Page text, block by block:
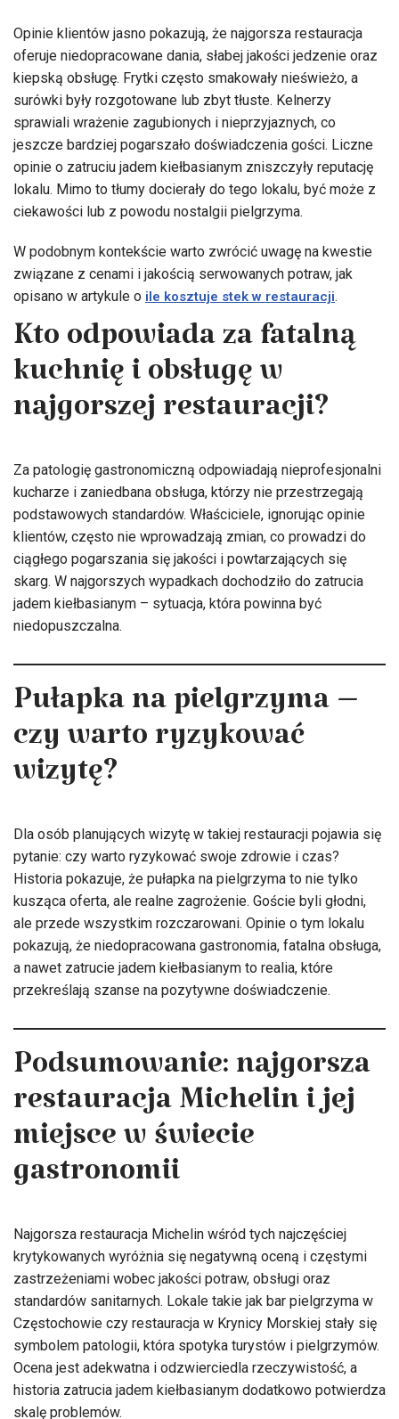
Opinie klientów jasno pokazują, że najgorsza restauracja
oferuje niedopracowane dania, słabej jakości jedzenie oraz
kiepską obsługę. Frytki często smakowały nieświeżo, a
surówki były rozgotowane lub zbyt tłuste. Kelnerzy
sprawiali wrażenie zagubionych i nieprzyjaznych, co
jeszcze bardziej pogarszało doświadczenia gości. Liczne
opinie o zatruciu jadem kiełbasianym zniszczyły reputację
lokalu. Mimo to tłumy docierały do tego lokalu, być może z
ciekawości lub z powodu nostalgii pielgrzyma.
W podobnym kontekście warto zwrócić uwagę na kwestie
związane z cenami i jakością serwowanych potraw, jak
opisano w artykule o ile kosztuje stek w restauracji.
Kto odpowiada za fatalną
kuchnię i obsługę w
najgorszej restauracji?
Za patologię gastronomiczną odpowiadają nieprofesjonalni
kucharze i zaniedbana obsługa, którzy nie przestrzegają
podstawowych standardów. Właściciele, ignorując opinie
klientów, często nie wprowadzają zmian, co prowadzi do
ciągłego pogarszania się jakości i powtarzających się
skarg. W najgorszych wypadkach dochodziło do zatrucia
jadem kiełbasianym – sytuacja, która powinna być
niedopuszczalna.
Pułapka na pielgrzyma –
czy warto ryzykować
wizytę?
Dla osób planujących wizytę w takiej restauracji pojawia się
pytanie: czy warto ryzykować swoje zdrowie i czas?
Historia pokazuje, że pułapka na pielgrzyma to nie tylko
kusząca oferta, ale realne zagrożenie. Goście byli głodni,
ale przede wszystkim rozczarowani. Opinie o tym lokalu
pokazują, że niedopracowana gastronomia, fatalna obsługa,
a nawet zatrucie jadem kiełbasianym to realia, które
przekreślają szanse na pozytywne doświadczenie.
Podsumowanie: najgorsza
restauracja Michelin i jej
miejsce w świecie
gastronomii
Najgorsza restauracja Michelin wśród tych najczęściej
krytykowanych wyróżnia się negatywną oceną i częstymi
zastrzeżeniami wobec jakości potraw, obsługi oraz
standardów sanitarnych. Lokale takie jak bar pielgrzyma w
Częstochowie czy restauracja w Krynicy Morskiej stały się
symbolem patologii, która spotyka turystów i pielgrzymów.
Ocena jest adekwatna i odzwierciedla rzeczywistość, a
historia zatrucia jadem kiełbasianym dodatkowo potwierdza
skalę problemów.